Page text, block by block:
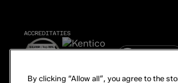
ACCREDITATIES
By clicking “Allow all”, you agree to the